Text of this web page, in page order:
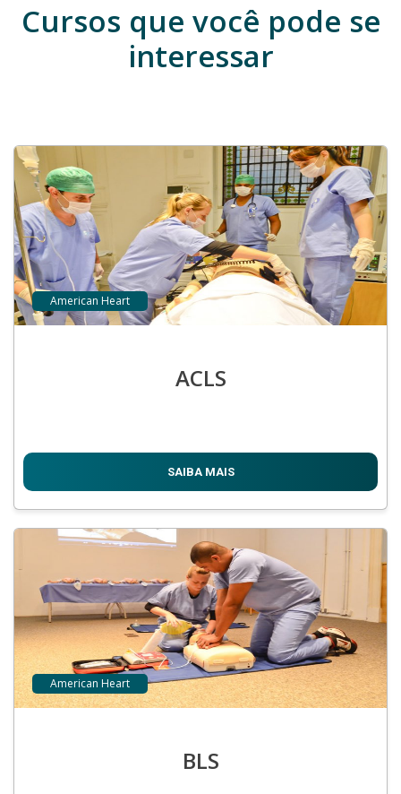
Cursos que você pode se
interessar
American Heart
ACLS
SAIBA MAIS
American Heart
BLS